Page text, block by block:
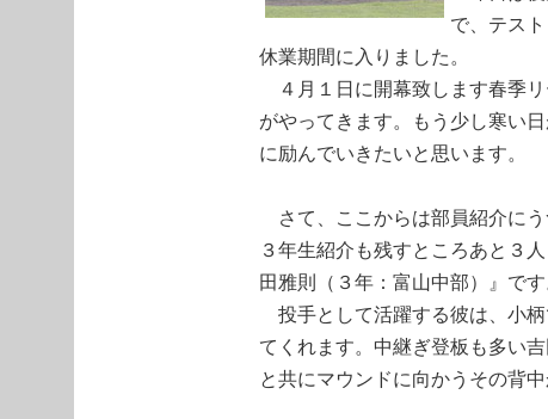
で、テス
休業期間に入りました。
４月１日に開幕致します春季
がやってきます。もう少し寒い
に励んでいきたいと思います。
さて、ここからは部員紹介にう
３年生紹介も残すところあと３
田雅則（３年：富山中部）』です
投手として活躍する彼は、小
てくれます。中継ぎ登板も多い
と共にマウンドに向かうその背